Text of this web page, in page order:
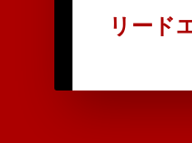
リード